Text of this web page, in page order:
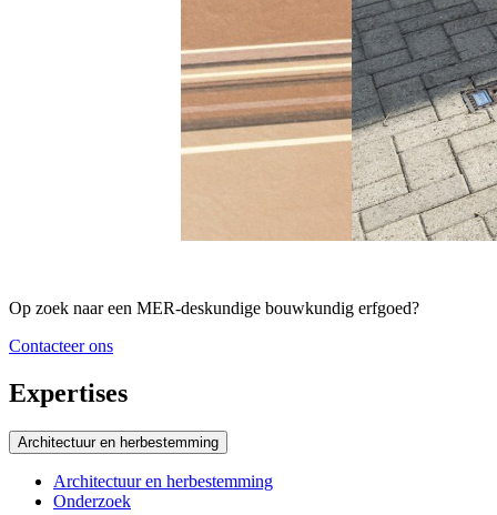
Op zoek naar een MER-deskundige bouwkundig erfgoed?
Contacteer ons
Expertises
Architectuur en herbestemming
Architectuur en herbestemming
Onderzoek